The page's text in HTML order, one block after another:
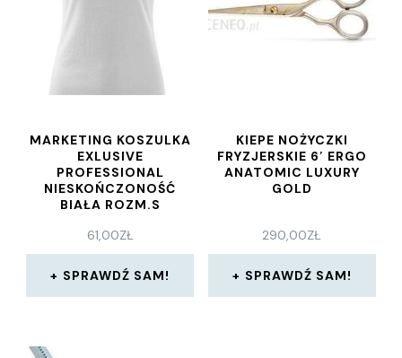
MARKETING KOSZULKA
EXLUSIVE
PROFESSIONAL
NIESKOŃCZONOŚĆ
BIAŁA ROZM.S
61,00ZŁ
SPRAWDŹ SAM!
KIEPE NOŻYCZKI
FRYZJERSKIE 6′ ERGO
ANATOMIC LUXURY
GOLD
290,00ZŁ
SPRAWDŹ SAM!